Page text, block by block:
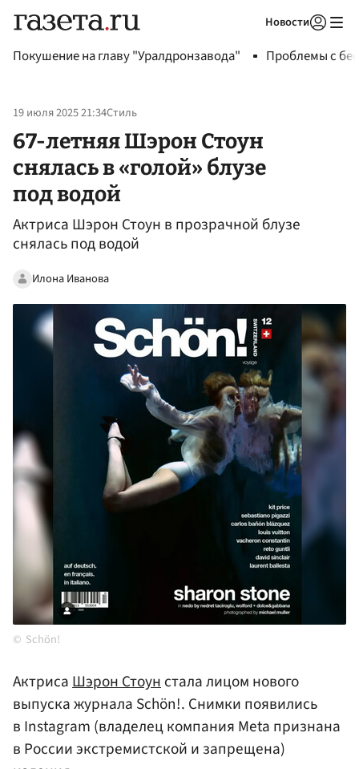
Новости
Покушение на главу "Уралдронзавода" Проблемы с
19 июля 2025 21:34Стиль
67-летняя Шэрон Стоун
снялась в «голой» блузе
под водой
Актриса Шэрон Стоун в прозрачной блузе
снялась под водой
Илона Иванова
Schön!
АктрисаШэрон Стоунстала лицом нового
выпуска журнала Schön!. Снимки появились
в Instagram (владелец компания Meta признана
в России экстремистской и запрещена)